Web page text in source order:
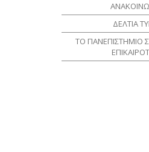
ΔΕΛΤΙΑ
ΤΟ ΠΑΝΕΠΙΣΤΗΜΙΟ